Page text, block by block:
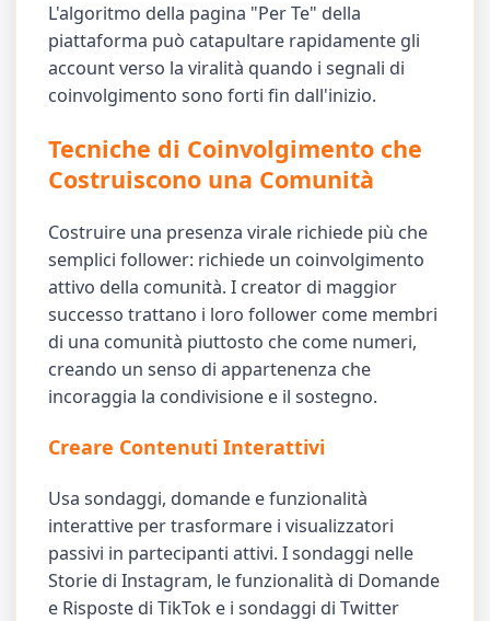
L'algoritmo della pagina "Per Te" della
piattaforma può catapultare rapidamente gli
account verso la viralità quando i segnali di
coinvolgimento sono forti fin dall'inizio.
Tecniche di Coinvolgimento che
Costruiscono una Comunità
Costruire una presenza virale richiede più che
semplici follower: richiede un coinvolgimento
attivo della comunità. I creator di maggior
successo trattano i loro follower come membri
di una comunità piuttosto che come numeri,
creando un senso di appartenenza che
incoraggia la condivisione e il sostegno.
Creare Contenuti Interattivi
Usa sondaggi, domande e funzionalità
interattive per trasformare i visualizzatori
passivi in partecipanti attivi. I sondaggi nelle
Storie di Instagram, le funzionalità di Domande
e Risposte di TikTok e i sondaggi di Twitter